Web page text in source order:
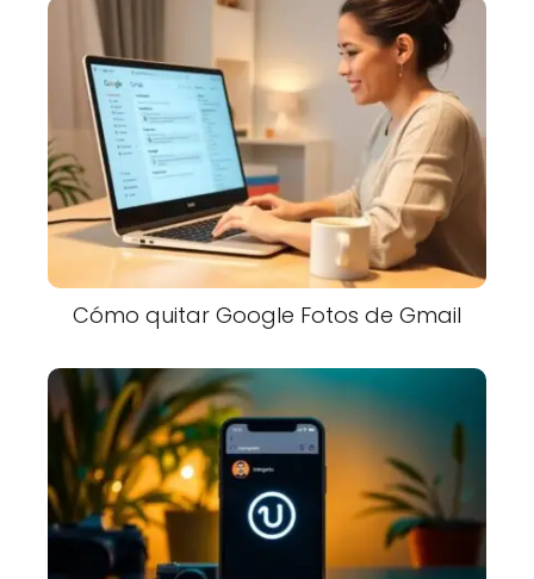
Cómo quitar Google Fotos de Gmail